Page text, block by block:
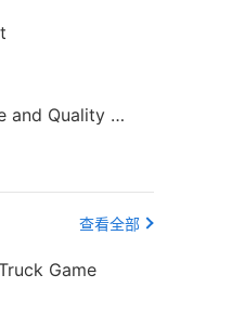
and Quality Fir
查看全部
Game